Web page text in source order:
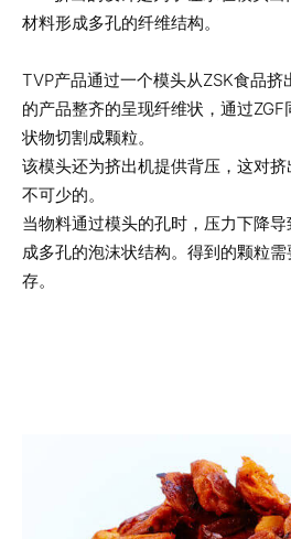
材料形成多孔的纤维结构。
TVP产品通过一个模头从ZSK食品
的产品整齐的呈现纤维状，通过
状物切割成颗粒。
该模头还为挤出机提供背压，这对
不可少的。
当物料通过模头的孔时，压力下降
成多孔的泡沫状结构。得到的颗粒
存。